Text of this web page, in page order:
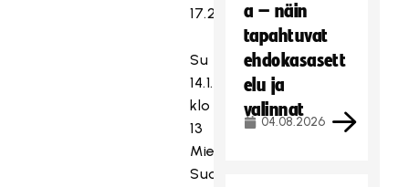
17.20)
Su
14.1.2024
klo
13
Miesten
Suomisarjan
a – näin
tapahtuvat
ehdokasasett
elu ja
valinnat
04.08.2026